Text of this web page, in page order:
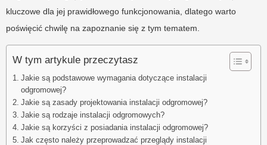
kluczowe dla jej prawidłowego funkcjonowania, dlatego warto
poświęcić chwilę na zapoznanie się z tym tematem.
W tym artykule przeczytasz
Jakie są podstawowe wymagania dotyczące instalacji
odgromowej?
Jakie są zasady projektowania instalacji odgromowej?
Jakie są rodzaje instalacji odgromowych?
Jakie są korzyści z posiadania instalacji odgromowej?
Jak często należy przeprowadzać przeglądy instalacji